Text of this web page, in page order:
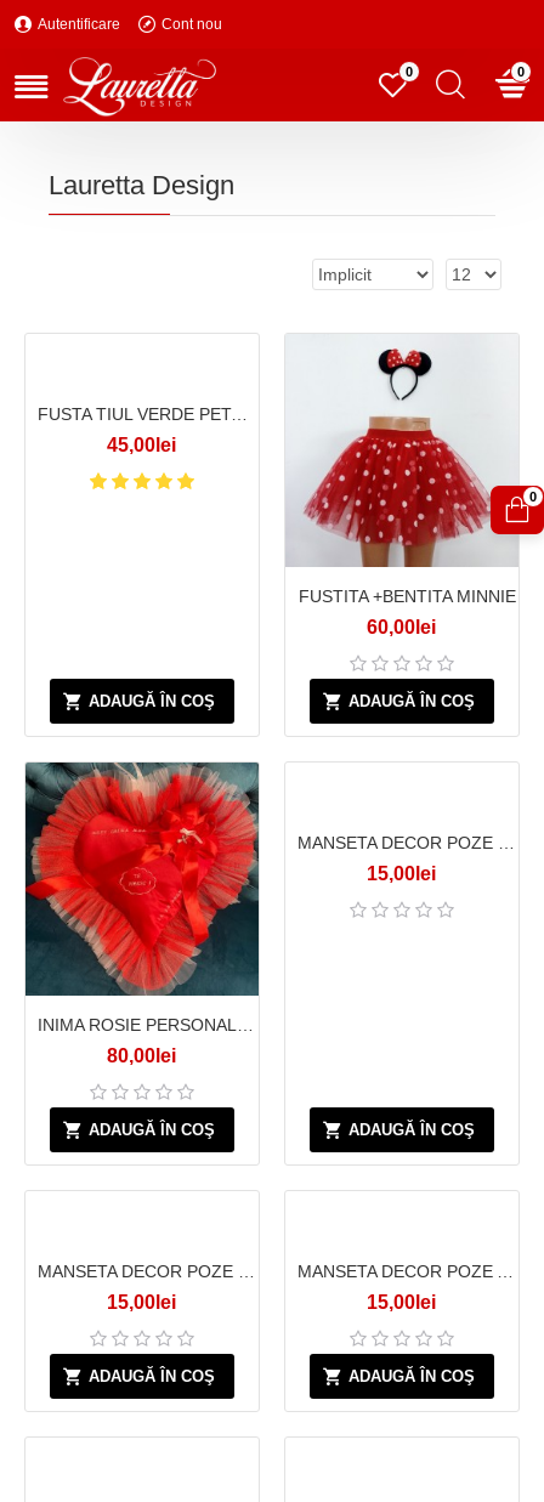
Autentificare Cont nou
0 0
Lauretta Design
FUSTA TIUL VERDE PETALE VERNIL
45,00lei
ADAUGĂ ÎN COŞ
FUSTITA +BENTITA MINNIE
60,00lei
ADAUGĂ ÎN COŞ
80,00lei
ADAUGĂ ÎN COŞ
15,00lei
ADAUGĂ ÎN COŞ
15,00lei
ADAUGĂ ÎN COŞ
15,00lei
ADAUGĂ ÎN COŞ
0